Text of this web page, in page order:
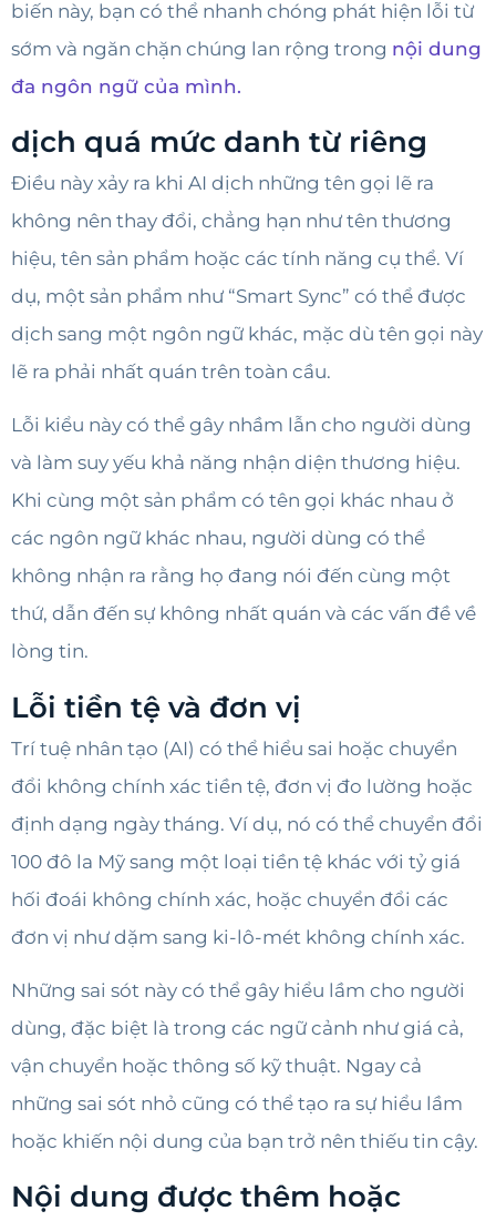
biến này, bạn có thể nhanh chóng phát hiện lỗi từ
sớm và ngăn chặn chúng lan rộng trong nội dung
đa ngôn ngữ của mình.
dịch quá mức danh từ riêng
Điều này xảy ra khi AI dịch những tên gọi lẽ ra
không nên thay đổi, chẳng hạn như tên thương
hiệu, tên sản phẩm hoặc các tính năng cụ thể. Ví
dụ, một sản phẩm như “Smart Sync” có thể được
dịch sang một ngôn ngữ khác, mặc dù tên gọi này
lẽ ra phải nhất quán trên toàn cầu.
Lỗi kiểu này có thể gây nhầm lẫn cho người dùng
và làm suy yếu khả năng nhận diện thương hiệu.
Khi cùng một sản phẩm có tên gọi khác nhau ở
các ngôn ngữ khác nhau, người dùng có thể
không nhận ra rằng họ đang nói đến cùng một
thứ, dẫn đến sự không nhất quán và các vấn đề về
lòng tin.
Lỗi tiền tệ và đơn vị
Trí tuệ nhân tạo (AI) có thể hiểu sai hoặc chuyển
đổi không chính xác tiền tệ, đơn vị đo lường hoặc
định dạng ngày tháng. Ví dụ, nó có thể chuyển đổi
100 đô la Mỹ sang một loại tiền tệ khác với tỷ giá
hối đoái không chính xác, hoặc chuyển đổi các
đơn vị như dặm sang ki-lô-mét không chính xác.
Những sai sót này có thể gây hiểu lầm cho người
dùng, đặc biệt là trong các ngữ cảnh như giá cả,
vận chuyển hoặc thông số kỹ thuật. Ngay cả
những sai sót nhỏ cũng có thể tạo ra sự hiểu lầm
hoặc khiến nội dung của bạn trở nên thiếu tin cậy.
Nội dung được thêm hoặc